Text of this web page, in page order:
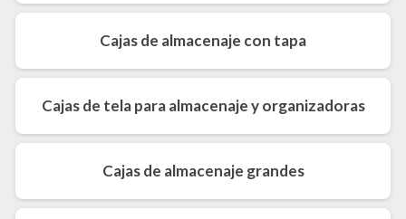
Cajas de almacenaje con tapa
Cajas de tela para almacenaje y organizadoras
Cajas de almacenaje grandes